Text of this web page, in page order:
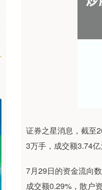
证券之星消息，截至
3万手，成交额3.74亿
7月29日的资金流向
成交额0.29%，散户